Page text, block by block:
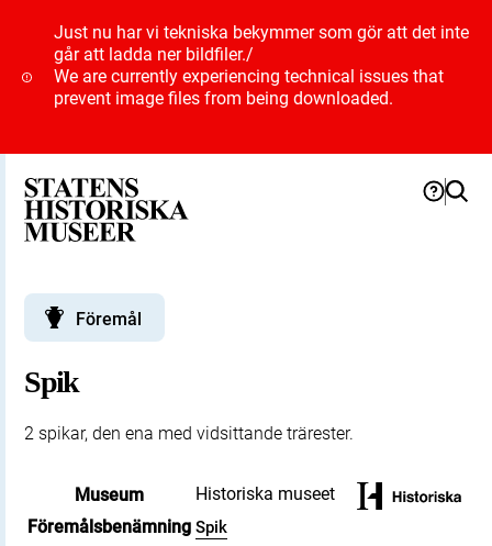
Just nu har vi tekniska bekymmer som gör att det inte
går att ladda ner bildfiler./
We are currently experiencing technical issues that
prevent image files from being downloaded.
Föremål
Spik
2 spikar, den ena med vidsittande trärester.
Museum
Historiska museet
Föremålsbenämning Spik